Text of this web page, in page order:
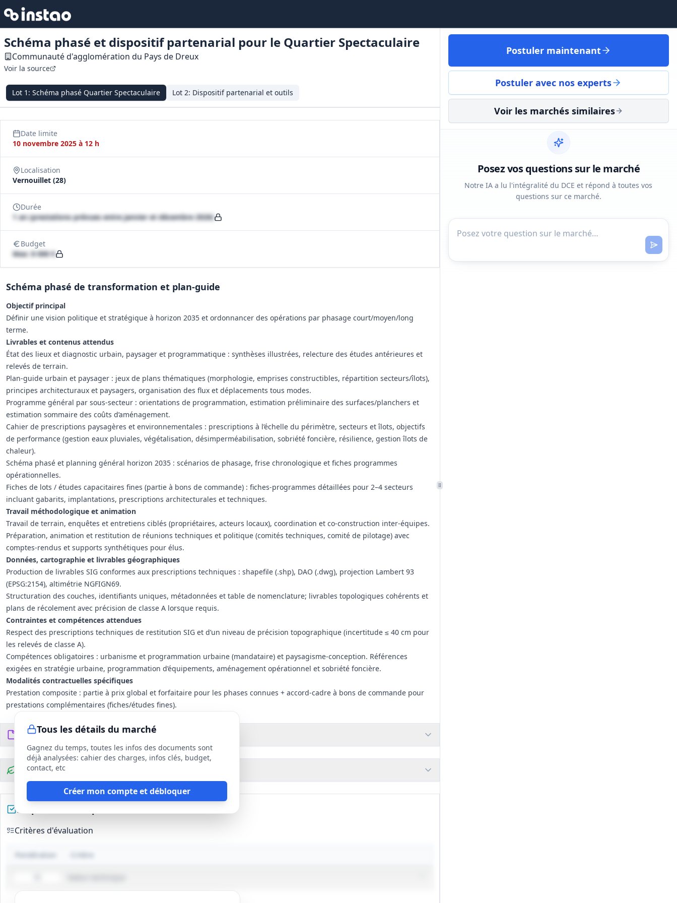
Schéma phasé et dispositif partenarial pour le Quartier Spectaculaire
Communauté d'agglomération du Pays de Dreux
Voir la source
Lot 1 : Schéma phasé Quartier Spectaculaire Lot 2: Dispositif partenarial et outils
Date limite
10 novembre 2025 à 12 h
Localisation
Vernouillet (28)
Durée
1 an (prestations prévues entre janvier et décembre 2026)
Budget
Max: 8 000 €
Schéma phasé de transformation et plan‑guide
Objectif principal
Définir une vision politique et stratégique à horizon 2035 et ordonnancer des opérations par phasage court/moyen/long
terme.
Livrables et contenus attendus
État des lieux et diagnostic urbain, paysager et programmatique : synthèses illustrées, relecture des études antérieures et
relevés de terrain.
Plan‑guide urbain et paysager : jeux de plans thématiques (morphologie, emprises constructibles, répartition secteurs/îlots),
principes architecturaux et paysagers, organisation des flux et déplacements tous modes.
Programme général par sous‑secteur : orientations de programmation, estimation préliminaire des surfaces/planchers et
estimation sommaire des coûts d’aménagement.
Cahier de prescriptions paysagères et environnementales : prescriptions à l’échelle du périmètre, secteurs et îlots, objectifs
de performance (gestion eaux pluviales, végétalisation, désimperméabilisation, sobriété foncière, résilience, gestion îlots de
chaleur).
Schéma phasé et planning général horizon 2035 : scénarios de phasage, frise chronologique et fiches programmes
opérationnelles.
Fiches de lots / études capacitaires fines (partie à bons de commande) : fiches-programmes détaillées pour 2–4 secteurs
incluant gabarits, implantations, prescriptions architecturales et techniques.
Travail méthodologique et animation
Travail de terrain, enquêtes et entretiens ciblés (propriétaires, acteurs locaux), coordination et co‑construction inter‑équipes.
Préparation, animation et restitution de réunions techniques et politique (comités techniques, comité de pilotage) avec
comptes‑rendus et supports synthétiques pour élus.
Données, cartographie et livrables géographiques
Production de livrables SIG conformes aux prescriptions techniques : shapefile (.shp), DAO (.dwg), projection Lambert 93
(EPSG:2154), altimétrie NGFIGN69.
Structuration des couches, identifiants uniques, métadonnées et table de nomenclature; livrables topologiques cohérents et
plans de récolement avec précision de classe A lorsque requis.
Contraintes et compétences attendues
Respect des prescriptions techniques de restitution SIG et d’un niveau de précision topographique (incertitude ≤ 40 cm pour
les relevés de classe A).
Compétences obligatoires : urbanisme et programmation urbaine (mandataire) et paysagisme‑conception. Références
exigées en stratégie urbaine, programmation d’équipements, aménagement opérationnel et sobriété foncière.
Modalités contractuelles spécifiques
Prestation composite : partie à prix global et forfaitaire pour les phases connues + accord‑cadre à bons de commande pour
prestations complémentaires (fiches/études fines).
Tous les détails du marché
Gagnez du temps, toutes les infos des documents sont
déjà analysées: cahier des charges, infos clés, budget,
contact, etc
Créer mon compte et débloquer
Documents du DCE 14fichiers
Clauses environnementales
Préparez votre réponse
Critères d'évaluation
Pondération Critère
Postuler maintenant
Postuler avec nos experts
Voir les marchés similaires
Posez vos questions sur le marché
Notre IA a lu l'intégralité du DCE et répond à toutes vos
questions sur ce marché.